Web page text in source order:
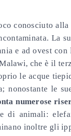
conosciuto
La
e ad ovest
che è il
le acque
nonostante le
numerose
di animali:
inoltre gli